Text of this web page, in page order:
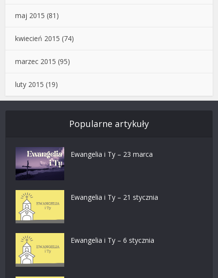
maj 2015 (81)
kwiecień 2015 (74)
marzec 2015 (95)
luty 2015 (19)
Popularne artykuły
Ewangelia i Ty – 23 marca
Ewangelia i Ty – 21 stycznia
Ewangelia i Ty – 6 stycznia